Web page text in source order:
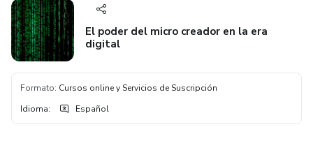
El poder del micro creador en la era
digital
Formato: Cursos online y Servicios de Suscripción
Idioma: Español